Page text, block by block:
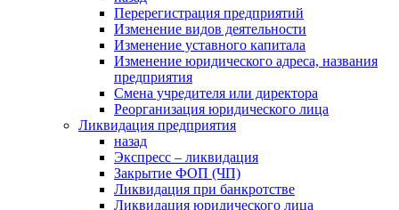
Перерегистрация предприятий
Изменение видов деятельности
Изменение уставного капитала
Изменение юридического адреса, названия
предприятия
Смена учредителя или директора
Реорганизация юридического лица
Ликвидация предприятия
назад
Экспресс – ликвидация
Закрытие ФОП (ЧП)
Ликвидация при банкротстве
Ликвидация юридического лица